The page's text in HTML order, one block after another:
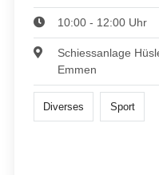
10:00 - 12:00 Uhr
Schiessanlage
Emmen
Diverses Sport